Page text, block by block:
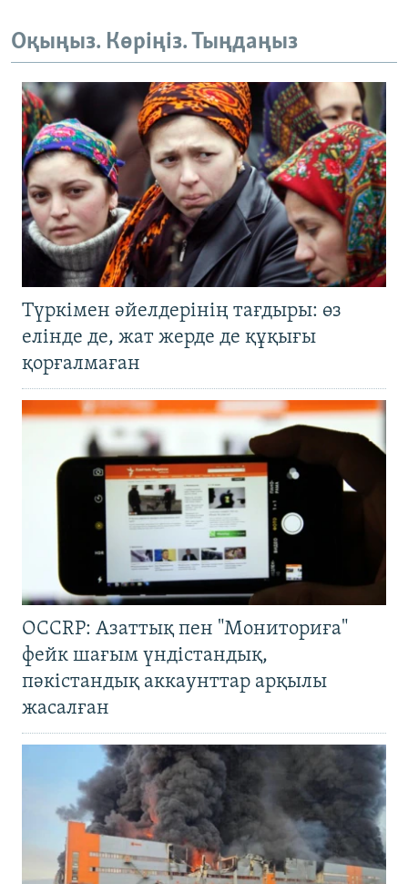
Оқыңыз. Көріңіз. Тыңдаңыз
Түркімен әйелдерінің тағдыры: өз
елінде де, жат жерде де құқығы
қорғалмаған
OCCRP: Азаттық пен "Мониториға"
фейк шағым үндістандық,
пәкістандық аккаунттар арқылы
жасалған